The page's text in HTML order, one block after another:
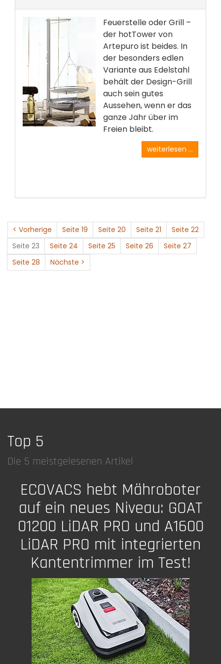
Feuerstelle oder Grill –
der hotTower von
Artepuro ist beides. In
der besonders edlen
Variante aus Edelstahl
behält der Design-Grill
auch sein gutes
Aussehen, wenn er das
ganze Jahr über im
Freien bleibt.
weiterlesen ...
< Vorherige Seite 19 Seite 20 Seite 21
Seite 22
Seite 23
Seite 24 Seite 25 Seite 26
Seite 27
Seite 28
Nächste >
Top 5
Die 5 meistgelesenen Artikel
ECOVACS hebt Mähroboter
auf ein neues Niveau: GOAT
01200 LiDAR PRO und A1600
LiDAR PRO mit integrierten
Kantentrimmer im Test!